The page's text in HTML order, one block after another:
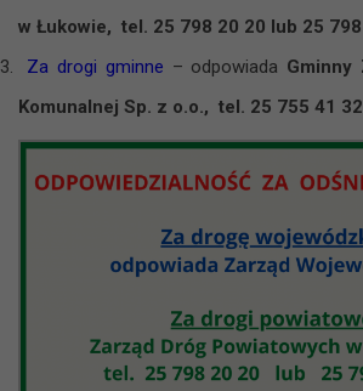
w Łukowie, tel. 25 798 20 20 lub 25
Za drogi gminne – odpowiada Gminny
Komunalnej Sp. z o.o., tel. 25 755 41